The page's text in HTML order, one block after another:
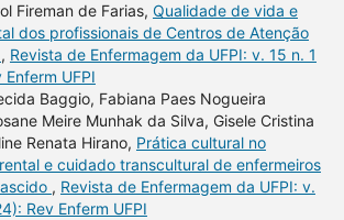
Fireman de Farias, Qualidade de vida e
dos profissionais de Centros de Atenção
, Revista de Enfermagem da UFPI: v. 15 n. 1
UFPI
Baggio, Fabiana Paes Nogueira
Meire Munhak da Silva, Gisele Cristina
Renata Hirano, Prática cultural no
e cuidado transcultural de enfermeiros
, Revista de Enfermagem da UFPI: v.
Rev Enferm UFPI